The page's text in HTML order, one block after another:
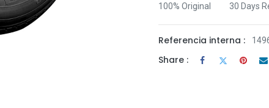
100% Original 30 Days
Referencia interna :
Share :